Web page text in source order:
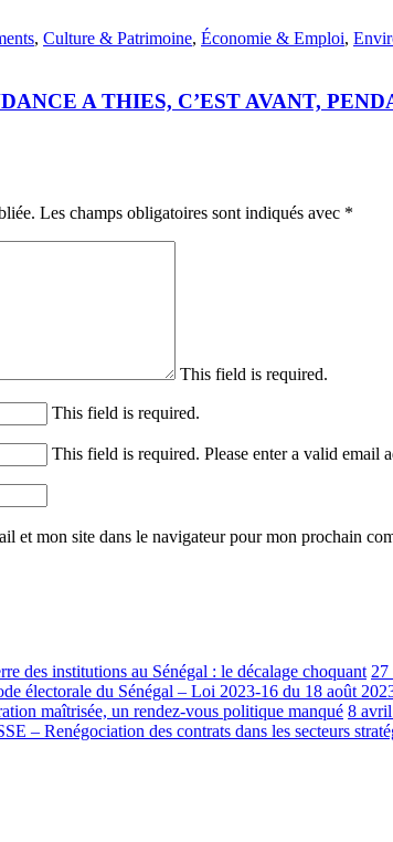
, Culture & Patrimoine, Économie & Emploi,
A THIES, C’EST AVANT,
Les champs obligatoires sont indiqués avec *
This field is required.
This field is required.
This field is required. Please enter a valid email
et mon site dans le navigateur pour mon prochain
des institutions au Sénégal : le décalage choquant 27
électorale du Sénégal – Loi 2023-16 du 18 août
maîtrisée, un rendez-vous politique manqué‎ 8
– Renégociation des contrats dans les secteurs